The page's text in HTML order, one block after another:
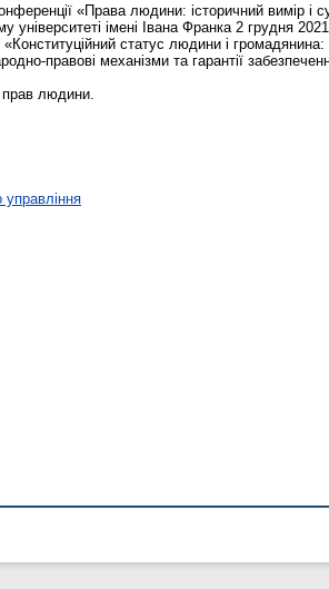
«Права людини: історичний вимір і
імені Івана Франка 2 грудня 2021
статус людини і
правові механізми та гарантії
прав людини.
управління